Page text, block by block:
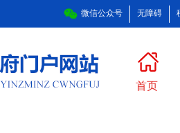
微信公众号 无障碍
首页